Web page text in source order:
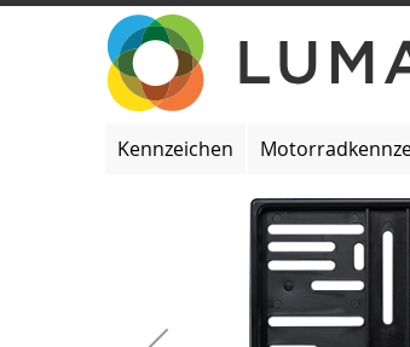
Zum
Inhalt
springen
Kennzeichen
springen